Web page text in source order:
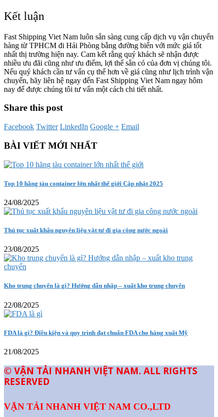
Kết luận
Fast Shipping Viet Nam luôn sẵn sàng cung cấp dịch vụ vận chuyển
hàng từ TPHCM đi Hải Phòng bằng đường biển với mức giá tốt
nhất thị trường hiện nay. Cam kết rằng quý khách sẽ nhận được
nhiều ưu đãi cũng như ưu điểm, lợi thế sẵn có của đơn vị chúng tôi.
Nếu quý khách cần tư vấn cụ thể hơn về giá cũng như lịch trình vận
chuyển, hãy liên hệ ngay đến Fast Shipping Viet Nam ngay hôm
nay để được chúng tôi tư vấn một cách chi tiết nhất.
Share this post
Facebook Twitter LinkedIn Google + Email
BÀI VIẾT MỚI NHẤT
Top 10 hãng tàu container lớn nhất thế giới Cập nhật 2025
24/08/2025
Thủ tục xuất khẩu nguyên liệu vật tư đi gia công nước ngoài
23/08/2025
Kho trung chuyển là gì? Hướng dẫn nhập – xuất kho trung chuyển
22/08/2025
FDA là gì? Điều kiện và quy trình đạt chuẩn FDA cho hàng xuất Mỹ
21/08/2025
© VẬN TẢI NHANH VIỆT NAM. ALL RIGHTS
RESERVED
VẬN TẢI NHANH VIỆT NAM CO.,LTD